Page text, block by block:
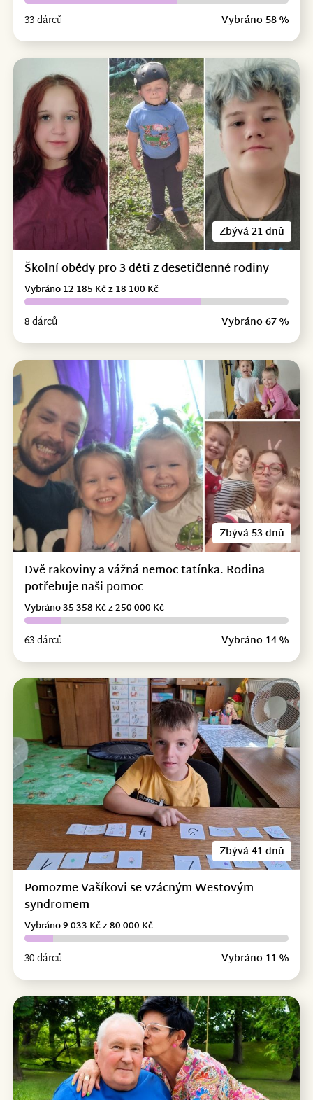
33 dárců Vybráno 58 %
Zbývá 21 dnů
Školní obědy pro 3 děti z desetičlenné rodiny
8 dárců Vybráno 67 %
Vybráno 12 185 Kč z 18 100 Kč
Zbývá 53 dnů
Dvě rakoviny a vážná nemoc tatínka. Rodina
potřebuje naši pomoc
63 dárců Vybráno 14 %
Vybráno 35 358 Kč z 250 000 Kč
Zbývá 41 dnů
Pomozme Vašíkovi se vzácným Westovým
syndromem
30 dárců Vybráno 11 %
Vybráno 9 033 Kč z 80 000 Kč